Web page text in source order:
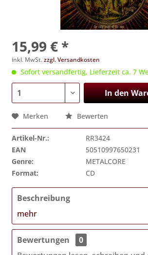
15,99 € *
inkl. MwSt.zzgl. Versandkosten
Sofort versandfertig, Lieferzeit ca. 7
In den
Merken Bewerten
Artikel-Nr.:
RR3424
EAN
50510997650231
Genre:
METALCORE
Format:
CD
Beschreibung
mehr
Bewertungen
0